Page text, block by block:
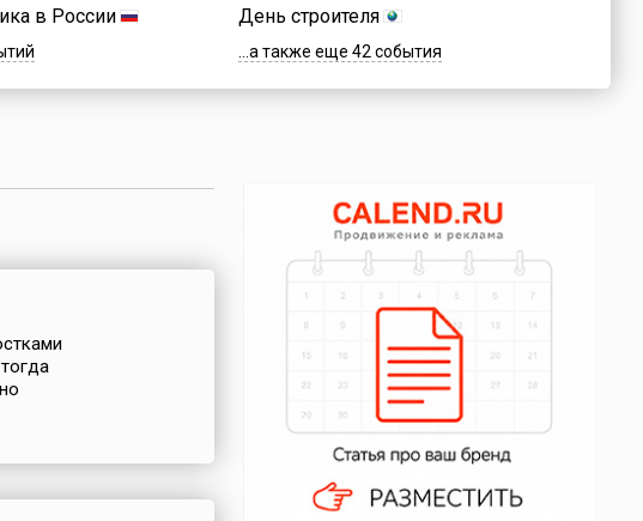
в России День строителя
...а также еще 42 события